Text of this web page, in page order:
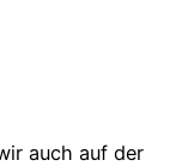
auch auf der